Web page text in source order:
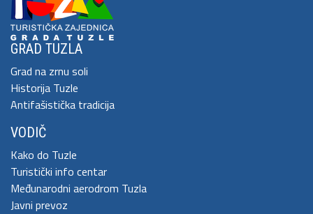
GRAD TUZLA
Grad na zrnu soli
Historija Tuzle
Antifašistička tradicija
VODIČ
Kako do Tuzle
Turistički info centar
Međunarodni aerodrom Tuzla
Javni prevoz